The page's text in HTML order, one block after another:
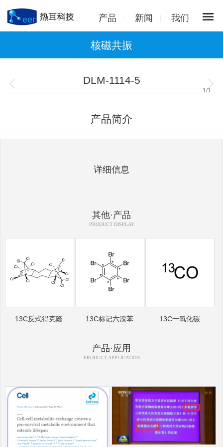
产品 新闻 我们
核磁共振
DLM-1114-5
1 /1
产品简介
详细信息
其他·产品
PRODUCT DISPLAY
13C反式得克隆 13C标记六溴苯 13C一氧化碳
产品·应用
PRODUCT APPLICATION